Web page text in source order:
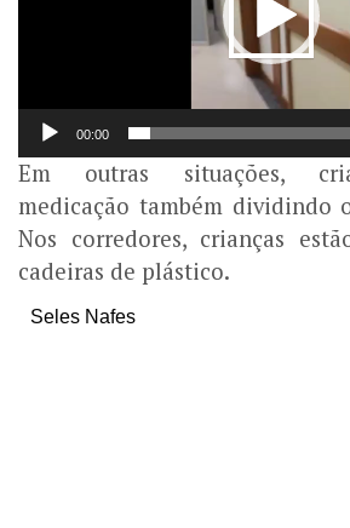
00:00
Play
Em outras situações,
medicação também dividindo
Nos corredores, crianças
cadeiras de plástico.
Seles Nafes